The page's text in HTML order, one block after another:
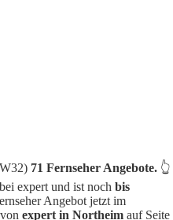
71 Fernseher Angebote. 👆
expert und ist noch bis
Angebot jetzt im
expert in Northeim auf Seite